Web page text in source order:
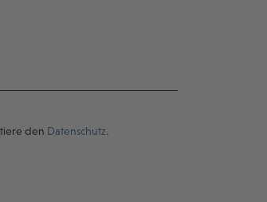
den Datenschutz.